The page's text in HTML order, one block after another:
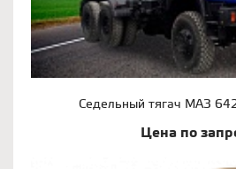
Седельный тягач МАЗ
Цена по